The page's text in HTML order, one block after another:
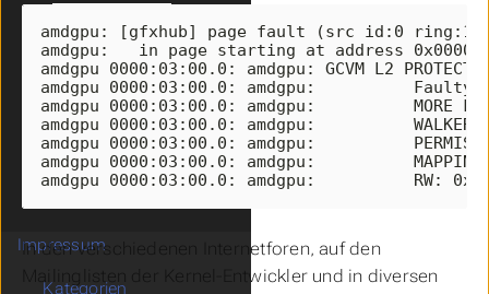
amdgpu: [gfxhub] page fault (src_id:0
amdgpu:   in page starting at address
amdgpu 0000:03:00.0: amdgpu:
amdgpu 0000:03:00.0: amdgpu:          Faulty
amdgpu 0000:03:00.0: amdgpu:
amdgpu 0000:03:00.0: amdgpu:
amdgpu 0000:03:00.0: amdgpu:
amdgpu 0000:03:00.0: amdgpu:
amdgpu 0000:03:00.0: amdgpu:          RW: 0x0
In den verschiedenen Internetforen, auf den
Mailinglisten der Kernel-Entwickler und in diversen
Stabilisierung
GPU-Reset (AMD)
Langsames Booten
Vortex und .NET 8
Untermenu Dotfiles
Dotfiles
Untermenu Code-Schnipsel
Code-Schnipsel
Impressum
Kategorien